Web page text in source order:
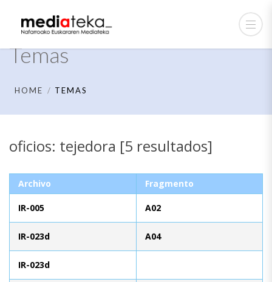
Temas
HOME TEMAS
oficios: tejedora [5 resultados]
Archivo Fragmento
IR-005 A02
IR-023d A04
IR-023d